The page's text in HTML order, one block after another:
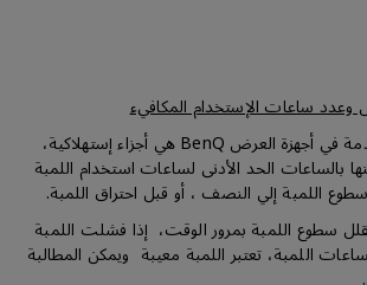
وعدد ساعات الإستخدام المكافيء
إن اللمبات المستخدمة في أجهزة العرض BenQ هي أجزاء إستهلاكية،
بالساعات الحد الأدنى لساعات استخدام اللمبة
اللمبة إلي النصف ، أو قبل احتراق اللمبة.
سطوع اللمبة بمرور الوقت، إذا فشلت اللمبة
اللمبة، تعتبر اللمبة معيبة ويمكن المطالبة